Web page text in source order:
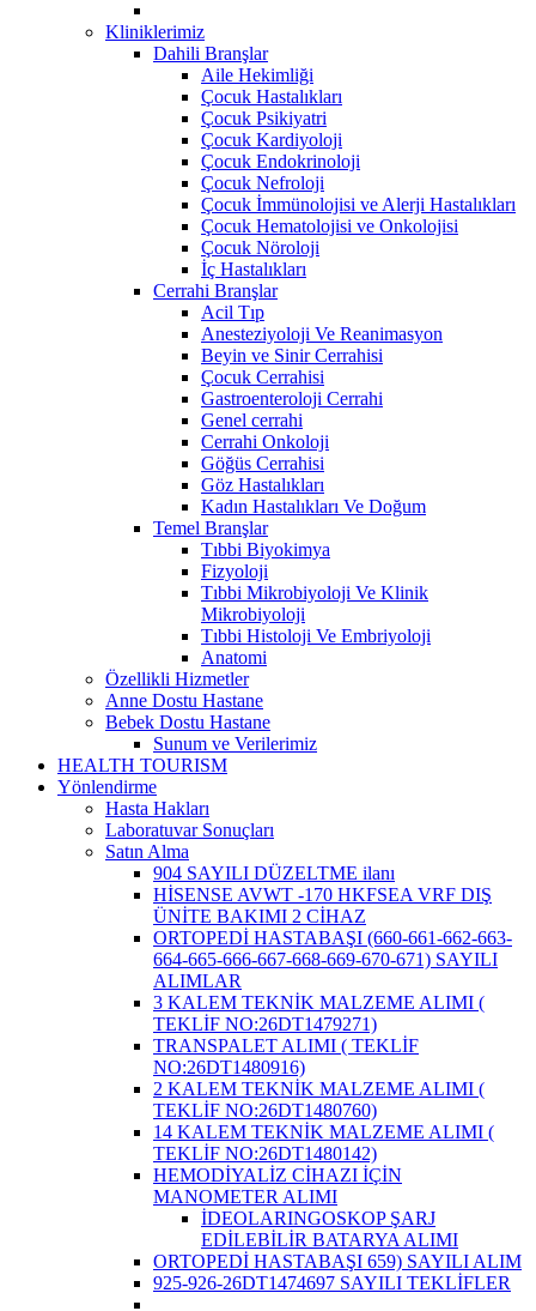
Kliniklerimiz
Dahili Branşlar
Aile Hekimliği
Çocuk Hastalıkları
Çocuk Psikiyatri
Çocuk Kardiyoloji
Çocuk Endokrinoloji
Çocuk Nefroloji
Çocuk İmmünolojisi ve Alerji Hastalıkları
Çocuk Hematolojisi ve Onkolojisi
Çocuk Nöroloji
İç Hastalıkları
Cerrahi Branşlar
Acil Tıp
Anesteziyoloji Ve Reanimasyon
Beyin ve Sinir Cerrahisi
Çocuk Cerrahisi
Gastroenteroloji Cerrahi
Genel cerrahi
Cerrahi Onkoloji
Göğüs Cerrahisi
Göz Hastalıkları
Kadın Hastalıkları Ve Doğum
Temel Branşlar
Tıbbi Biyokimya
Fizyoloji
Tıbbi Mikrobiyoloji Ve Klinik
Mikrobiyoloji
Tıbbi Histoloji Ve Embriyoloji
Anatomi
Özellikli Hizmetler
Anne Dostu Hastane
Bebek Dostu Hastane
Sunum ve Verilerimiz
HEALTH TOURISM
Yönlendirme
Hasta Hakları
Laboratuvar Sonuçları
Satın Alma
904 SAYILI DÜZELTME ilanı
HİSENSE AVWT -170 HKFSEA VRF DIŞ
ÜNİTE BAKIMI 2 CİHAZ
ORTOPEDİ HASTABAŞI (660-661-662-663-
664-665-666-667-668-669-670-671) SAYILI
ALIMLAR
3 KALEM TEKNİK MALZEME ALIMI (
TEKLİF NO:26DT1479271)
TRANSPALET ALIMI ( TEKLİF
NO:26DT1480916)
2 KALEM TEKNİK MALZEME ALIMI (
TEKLİF NO:26DT1480760)
14 KALEM TEKNİK MALZEME ALIMI (
TEKLİF NO:26DT1480142)
HEMODİYALİZ CİHAZI İÇİN
MANOMETER ALIMI
İDEOLARINGOSKOP ŞARJ
EDİLEBİLİR BATARYA ALIMI
ORTOPEDİ HASTABAŞI 659) SAYILI ALIM
925-926-26DT1474697 SAYILI TEKLİFLER